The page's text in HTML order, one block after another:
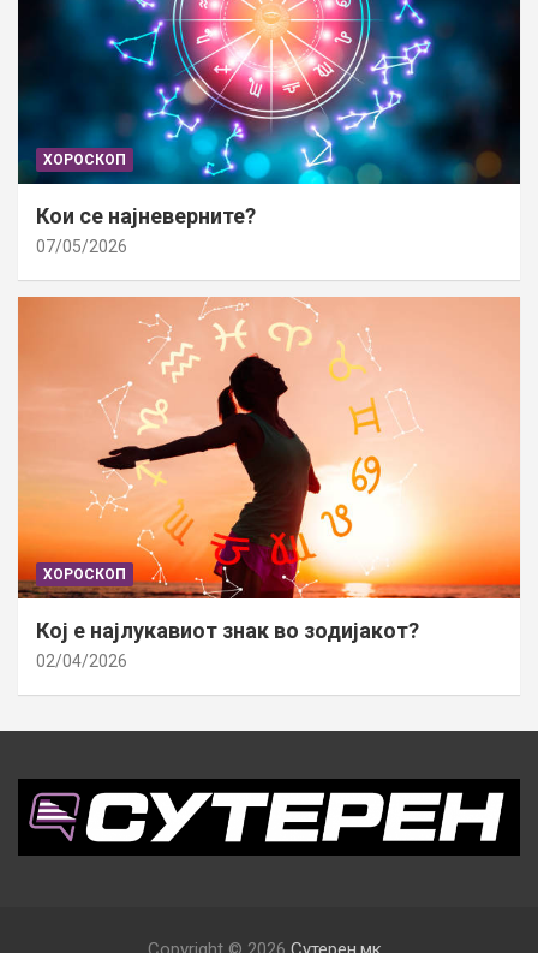
ХОРОСКОП
Кои се најневерните?
07/05/2026
ХОРОСКОП
Кој е најлукавиот знак во зодијакот?
02/04/2026